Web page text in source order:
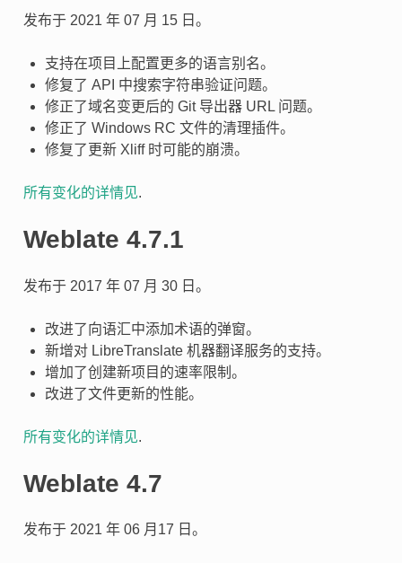
发布于 2021 年 07 月 15 日。
支持在项目上配置更多的语言别名。
修复了 API 中搜索字符串验证问题。
修正了域名变更后的 Git 导出器 URL 问题。
修正了 Windows RC 文件的清理插件。
修复了更新 Xliff 时可能的崩溃。
所有变化的详情见.
Weblate 4.7.1
发布于 2017 年 07 月 30 日。
改进了向语汇中添加术语的弹窗。
新增对 LibreTranslate 机器翻译服务的支持。
增加了创建新项目的速率限制。
改进了文件更新的性能。
所有变化的详情见.
Weblate 4.7
发布于 2021 年 06 月17 日。